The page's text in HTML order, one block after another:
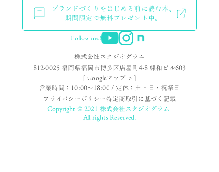
ブランドづくりをはじめる前に読む本、
期間限定で無料プレゼント中。
Follow me!
株式会社スタジオグラム
812-0025 福岡県福岡市博多区店屋町4-8 蝶和ビル603
[ Googleマップ > ]
営業時間：10:00〜18:00 / 定休：土・日・祝祭日
プライバシーポリシー特定商取引に基づく記載
Copyright © 2021 株式会社スタジオグラム
All rights Reserved.